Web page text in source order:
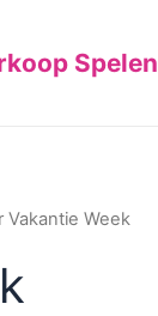
Spelen
Vakantie Week